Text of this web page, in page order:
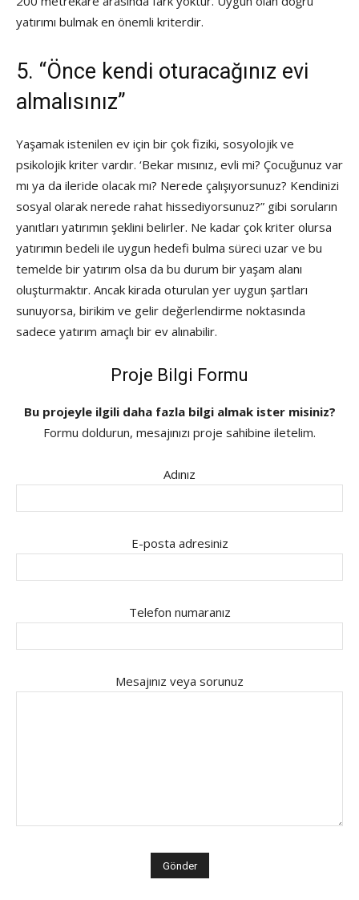
yatırımı bulmak en önemli kriterdir.
5. “Önce kendi oturacağınız evi
almalısınız”
Yaşamak istenilen ev için bir çok fiziki, sosyolojik ve
psikolojik kriter vardır. ‘Bekar mısınız, evli mi? Çocuğunuz var
mı ya da ileride olacak mı? Nerede çalışıyorsunuz? Kendinizi
sosyal olarak nerede rahat hissediyorsunuz?” gibi soruların
yanıtları yatırımın şeklini belirler. Ne kadar çok kriter olursa
yatırımın bedeli ile uygun hedefi bulma süreci uzar ve bu
temelde bir yatırım olsa da bu durum bir yaşam alanı
oluşturmaktır. Ancak kirada oturulan yer uygun şartları
sunuyorsa, birikim ve gelir değerlendirme noktasında
sadece yatırım amaçlı bir ev alınabilir.
Proje Bilgi Formu
Bu projeyle ilgili daha fazla bilgi almak ister misiniz?
Formu doldurun, mesajınızı proje sahibine iletelim.
Adınız
E-posta adresiniz
Telefon numaranız
Mesajınız veya sorunuz